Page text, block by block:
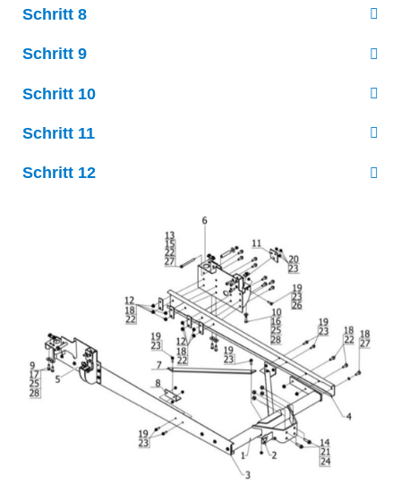
Schritt 8
Schritt 9
Schritt 10
Schritt 11
Schritt 12